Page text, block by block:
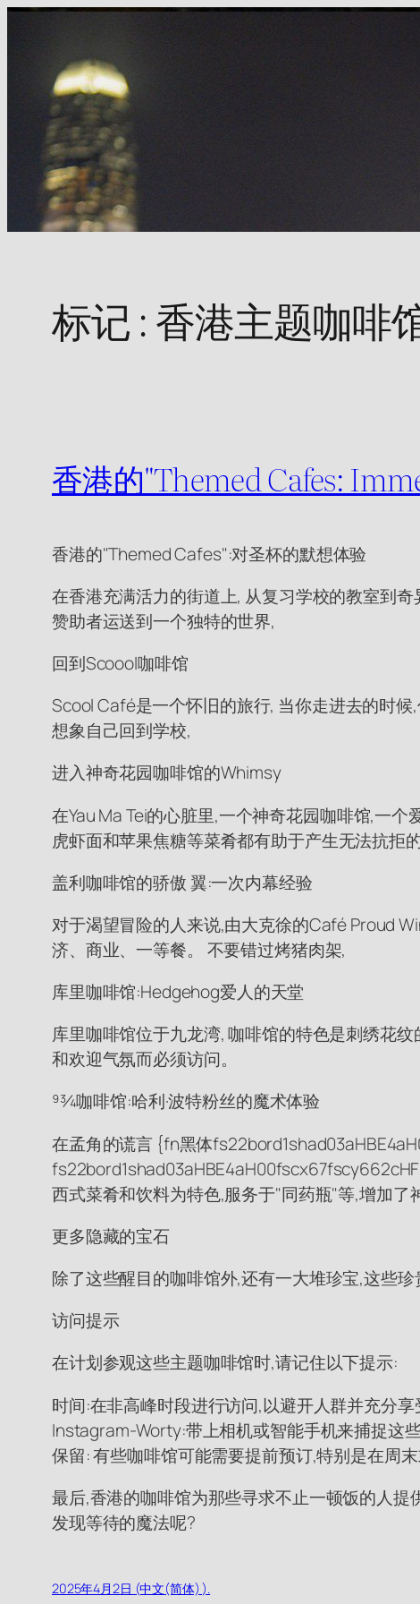
Skip
标记 :香港主题咖啡
香港的"Themed Cafes:
香港的"Themed Cafes":对圣杯的默想体验
在香港充满活力的街道上, 从复习学校的教室到
赞助者运送到一个独特的世界,
回到Scoool咖啡馆
Scool Café是一个怀旧的旅行, 当你走进去的时
想象自己回到学校,
进入神奇花园咖啡馆的Whimsy
在Yau Ma Tei的心脏里,一个神奇花园咖啡馆,一
虎虾面和苹果焦糖等菜肴都有助于产生无法抗拒
盖利咖啡馆的骄傲 翼:一次内幕经验
对于渴望冒险的人来说,由大克徐的Café Proud
济、商业、一等餐。 不要错过烤猪肉架,
库里咖啡馆:Hedgehog爱人的天堂
库里咖啡馆位于九龙湾, 咖啡馆的特色是刺绣花
和欢迎气氛而必须访问。
93⁄4咖啡馆:哈利·波特粉丝的魔术体验
在孟角的谎言 {fn黑体
西式菜肴和饮料为特色,服务于"同药瓶"等,增加
更多隐藏的宝石
除了这些醒目的咖啡馆外,还有一大堆珍宝,这些
访问提示
在计划参观这些主题咖啡馆时,请记住以下提示:
时间:在非高峰时段进行访问,以避开人群并充分享
Instagram-Worty:带上相机或智能手机来捕捉这
保留: 有些咖啡馆可能需要提前预订,特别是在周
最后,香港的咖啡馆为那些寻求不止一顿饭的人
发现等待的魔法呢?
2025年4月2日 (中文(简体) ).